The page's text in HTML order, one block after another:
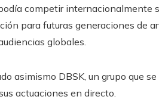
competir internacionalmente
para futuras generaciones de
globales.
asimismo DBSK, un grupo que
actuaciones en directo.